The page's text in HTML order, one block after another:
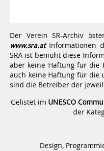
Der Verein SR-Archiv
www.sra.atInformationen
SRA ist bemüht diese
aber keine Haftung für die
auch keine Haftung für die
sind die Betreiber der
Gelistet im UNESCO
der
Design,